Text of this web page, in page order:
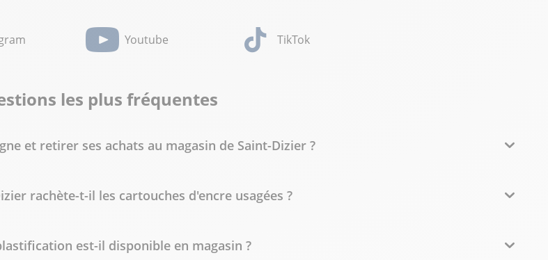
Youtube TikTok
les plus fréquentes
et retirer ses achats au magasin de Saint-Dizier ?
rachète-t-il les cartouches d'encre usagées ?
est-il disponible en magasin ?